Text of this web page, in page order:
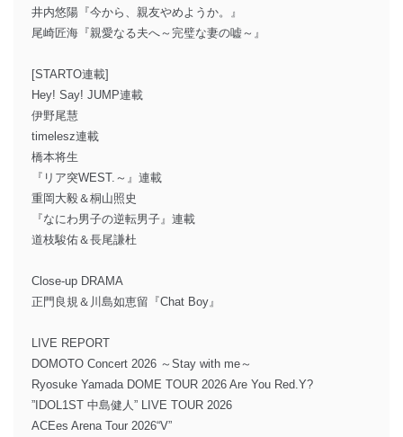
井内悠陽『今から、親友やめようか。』
尾崎匠海『親愛なる夫へ～完璧な妻の嘘～』
[STARTO連載]
Hey! Say! JUMP連載
伊野尾慧
timelesz連載
橋本将生
『リア突WEST.～』連載
重岡大毅＆桐山照史
『なにわ男子の逆転男子』連載
道枝駿佑＆長尾謙杜
Close-up DRAMA
正門良規＆川島如恵留『Chat Boy』
LIVE REPORT
DOMOTO Concert 2026 ～Stay with me～
Ryosuke Yamada DOME TOUR 2026 Are You Red.Y?
”IDOL1ST 中島健人” LIVE TOUR 2026
ACEes Arena Tour 2026“V”